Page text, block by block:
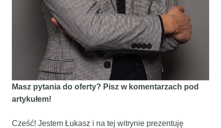
Masz pytania do oferty? Pisz w komentarzach pod
artykułem!
Cześć! Jestem Łukasz i na tej witrynie prezentuję